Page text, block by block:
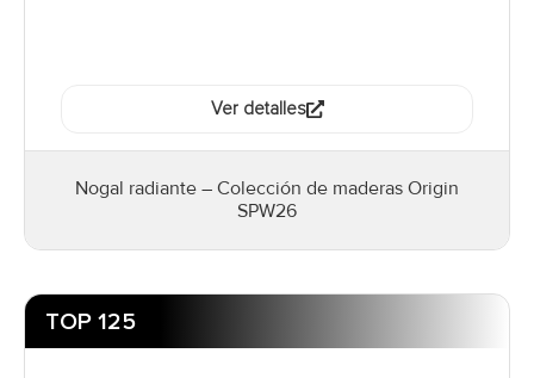
Ver detalles
Nogal radiante – Colección de maderas Origin
SPW26
TOP 125